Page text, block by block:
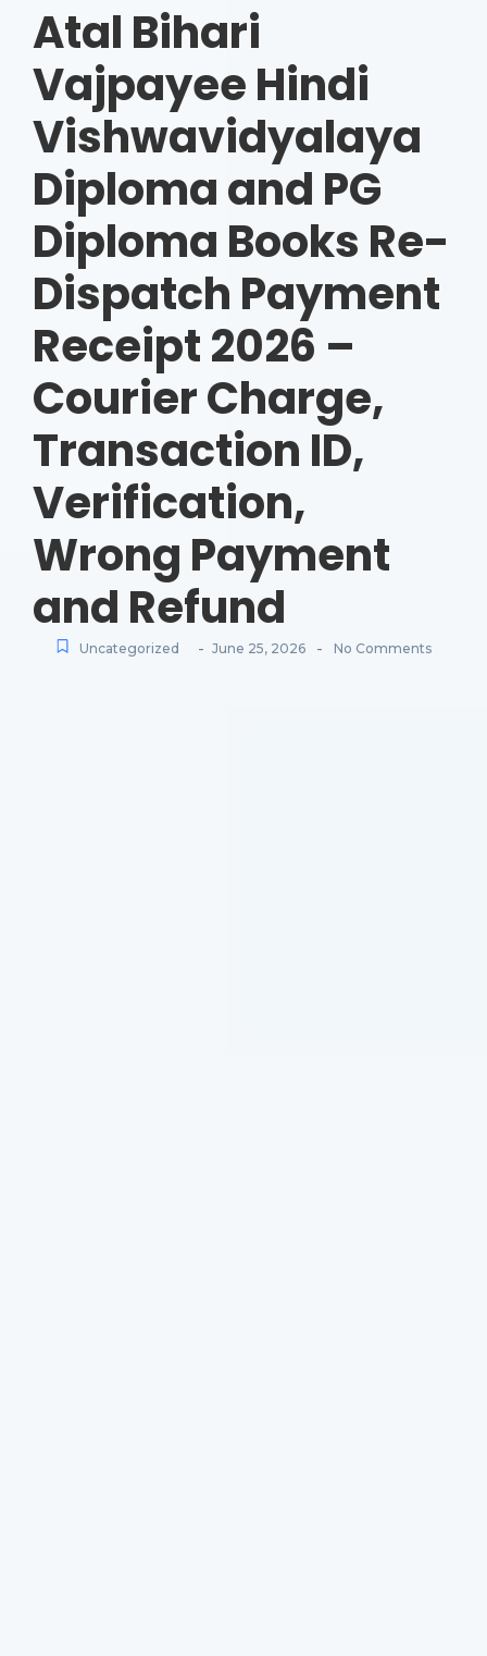
Atal Bihari
Vajpayee Hindi
Vishwavidyalaya
Diploma and PG
Diploma Books Re-
Dispatch Payment
Receipt 2026 –
Courier Charge,
Transaction ID,
Verification,
Wrong Payment
and Refund
Uncategorized - June 25, 2026 - No Comments